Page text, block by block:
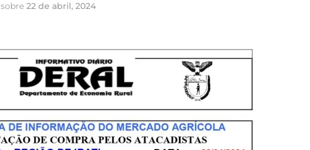
sobre 22 de abril, 2024